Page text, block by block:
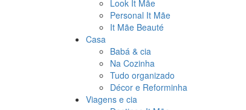
Look It Mãe
Personal It Mãe
It Mãe Beauté
Casa
Babá & cia
Na Cozinha
Tudo organizado
Décor e Reforminha
Viagens e cia